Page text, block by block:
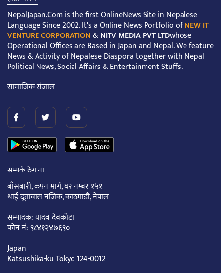
NepalJapan.Com is the first OnlineNews Site in Nepalese
Language Since 2002. It's a Online News Portfolio ofNEW IT
VENTURE CORPORATION&NITV MEDIA PVT LTDwhose
Operational Offices are Based in Japan and Nepal. We feature
News & Activity of Nepalese Diaspora together with Nepal
Political News, Social Affairs & Entertainment Stuffs.
सामाजिक संजाल
सम्पर्क ठेगाना
बाँसबारी, कपन मार्ग, घर नम्बर १५१
थाई दूतावास नजिक, काठमाडौं, नेपाल
सम्पादक: यादव देवकोटा
फोन नं: ९८४१२४७६९०
Japan
Katsushika-ku Tokyo 124-0012